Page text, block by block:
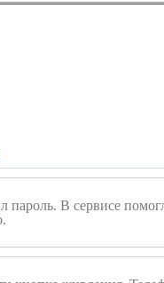
пароль. В сервисе